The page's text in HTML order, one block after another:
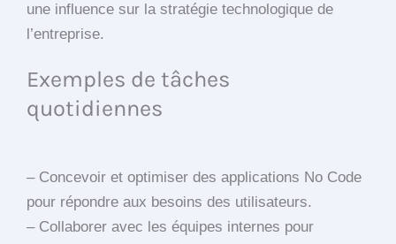
une influence sur la stratégie technologique de
l’entreprise.
Exemples de tâches
quotidiennes
– Concevoir et optimiser des applications No Code
pour répondre aux besoins des utilisateurs.
– Collaborer avec les équipes internes pour